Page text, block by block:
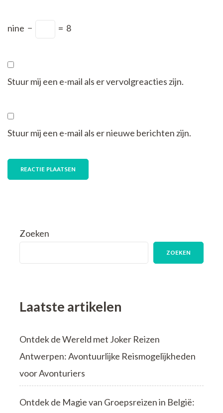
nine − = 8
Stuur mij een e-mail als er vervolgreacties zijn.
Stuur mij een e-mail als er nieuwe berichten zijn.
Zoeken
ZOEKEN
Laatste artikelen
Ontdek de Wereld met Joker Reizen
Antwerpen: Avontuurlijke Reismogelijkheden
voor Avonturiers
Ontdek de Magie van Groepsreizen in België: